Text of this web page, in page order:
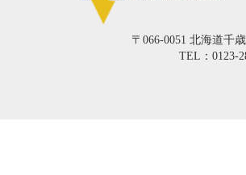
〒066-0051 北海道千
TEL：0123-